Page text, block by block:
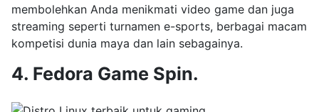
membolehkan Anda menikmati video game dan juga
streaming seperti turnamen e-sports, berbagai macam
kompetisi dunia maya dan lain sebagainya.
4. Fedora Game Spin.